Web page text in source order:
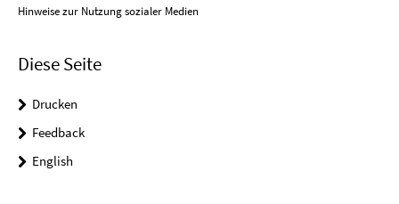
Hinweise zur Nutzung sozialer Medien
Diese Seite
Drucken
Feedback
English